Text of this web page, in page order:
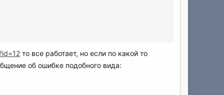
то все работает, но если по какой то
об ошибке подобного вида: